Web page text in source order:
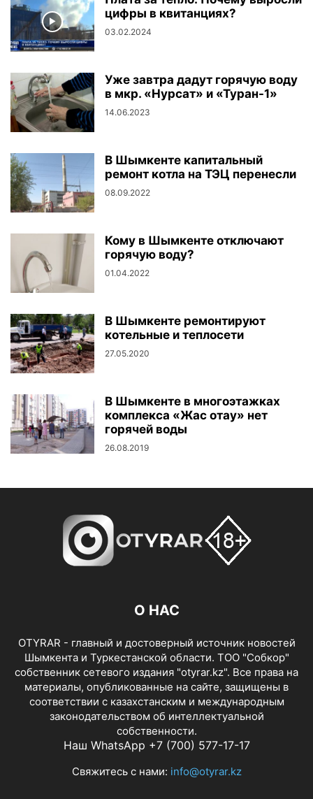
цифры в квитанциях?
03.02.2024
Уже завтра дадут горячую воду
в мкр. «Нурсат» и «Туран-1»
14.06.2023
В Шымкенте капитальный
ремонт котла на ТЭЦ перенесли
08.09.2022
Кому в Шымкенте отключают
горячую воду?
01.04.2022
В Шымкенте ремонтируют
котельные и теплосети
27.05.2020
В Шымкенте в многоэтажках
комплекса «Жас отау» нет
горячей воды
26.08.2019
О НАС
OTYRAR - главный и достоверный источник новостей
Шымкента и Туркестанской области. ТОО "Собкор"
собственник сетевого издания "otyrar.kz". Все права на
материалы, опубликованные на сайте, защищены в
соответствии с казахстанским и международным
законодательством об интеллектуальной
собственности.
Наш WhatsApp +7 (700) 577-17-17
Свяжитесь с нами: info@otyrar.kz